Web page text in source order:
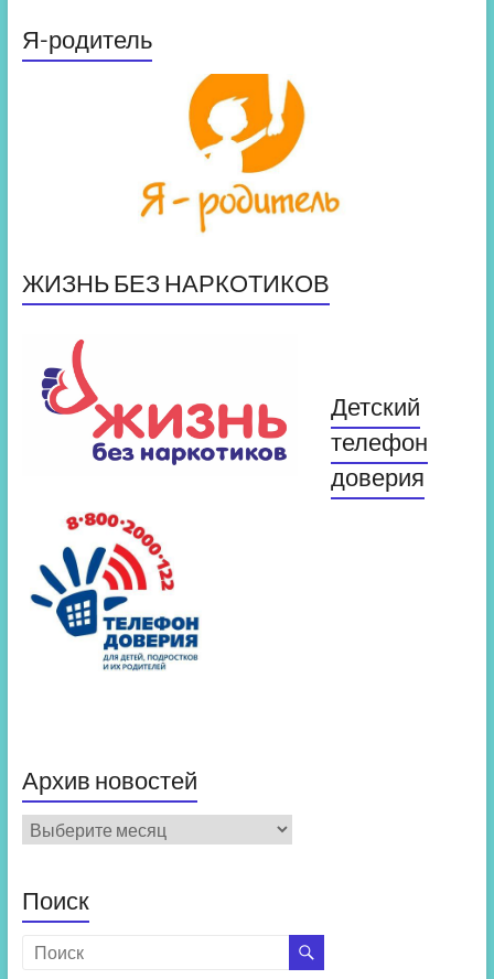
Я-родитель
ЖИЗНЬ БЕЗ НАРКОТИКОВ
Детский
телефон
доверия
Архив новостей
Архив
новостей
Поиск